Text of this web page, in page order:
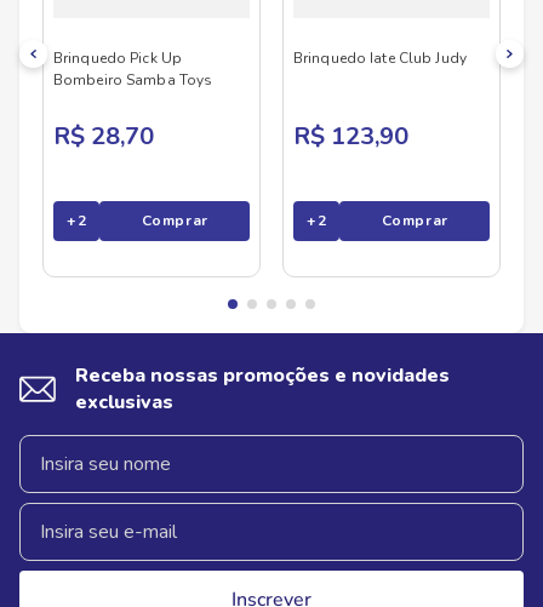
Brinquedo Pick Up
Bombeiro Samba Toys
R$ 28,70
+2 Comprar
Brinquedo Iate Club Judy
R$ 123,90
+2 Comprar
Receba nossas promoções e novidades
exclusivas
Inscrever